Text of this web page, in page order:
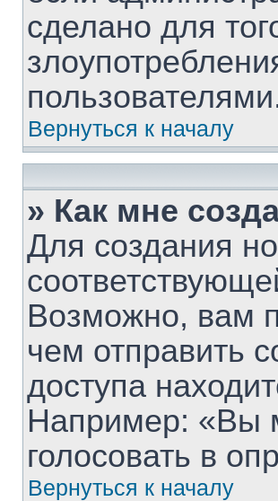
сделано для
Вернуться к началу
» Как мне
Для создания
Возможно, вам
чем отправить
доступа
Например: «Вы
голосовать в
Вернуться к началу